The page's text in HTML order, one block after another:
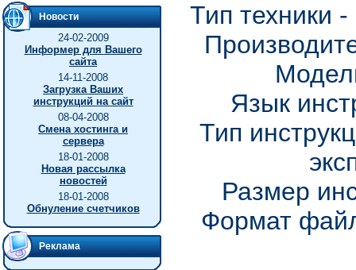
Новости
24-02-2009
Информер для Вашего
сайта
14-11-2008
Загрузка Ваших
инструкций на сайт
08-04-2008
Смена хостинга и
сервера
18-01-2008
Новая рассылка
новостей
18-01-2008
Обнуление счетчиков
Реклама
Тип техники
Язык
Тип
Размер
Формат